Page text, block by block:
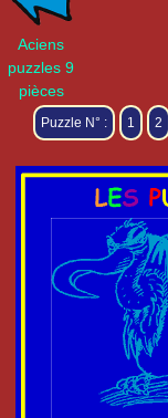
Aciens
puzzles 9
pièces
2
1
Puzzle N° :